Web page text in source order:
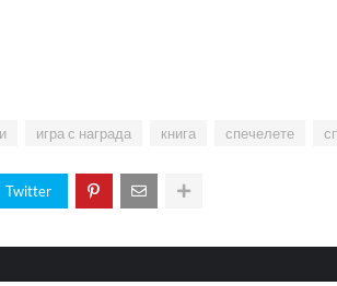
игра с награда книга спечелете
Twitter